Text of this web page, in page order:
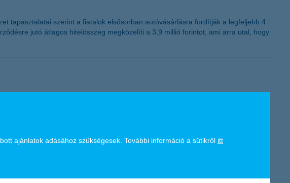
tapasztalatai szerint a fiatalok elsősorban autóvásárlásra fordítják a legfeljebb 4
jutó átlagos hitelösszeg megközelíti a 3,9 millió forintot, ami arra utal, hogy
a fizetés, hanem a kiszámítható, élhető munkaszervezés is kulcskérdés.
a munka és a magánélet egyensúlyát támogató megoldások iránt. A kutatások
ajánlatok adásához szükségesek. További információ a sütikről itt